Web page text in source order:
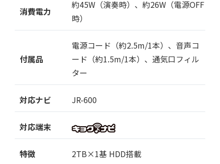
消費電力
約45W（演奏時）、約26W（電源OFF
時）
付属品
電源コード（約2.5m/1本）、音声コ
ード（約1.5m/1本）、通気口フィル
ター
対応ナビ JR-600
対応端末
特徴 2TB×1基 HDD搭載